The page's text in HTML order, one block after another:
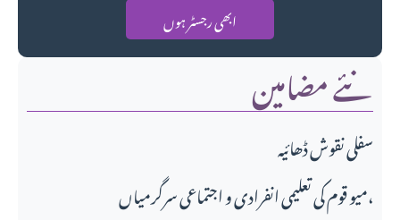
ابھی رجسٹر ہوں
نئے مضامین
سفلی نقوش ڈھائیہ
میو قوم کی تعلیمی انفرادی و اجتماعی سرگرمیاں،